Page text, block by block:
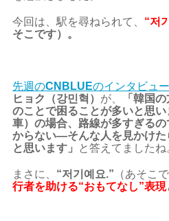
今回は、駅を尋ねられて、 “저
そこです）。
先週のCNBLUEのインタビュー
ヒョク（강민혁） が、
「韓国
のことで困ることが多いと思
車）の場合、路線が多すぎる
からない―そんな人を見かけた
と思います」
と答えてましたね
まさに、 “저기예요.” （あそこ
行者を助ける“おもてなし”表現